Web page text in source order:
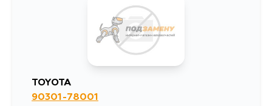
3177
2253
TOYOTA
90301-78001